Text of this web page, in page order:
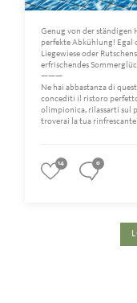
Genug von der ständigen
perfekte Abkühlung! Egal
Liegewiese oder
erfrischendes
———
Ne hai abbastanza di
concediti il ristoro
olimpionica, rilassarti sul
troverai la tua rinfrescante
14 0